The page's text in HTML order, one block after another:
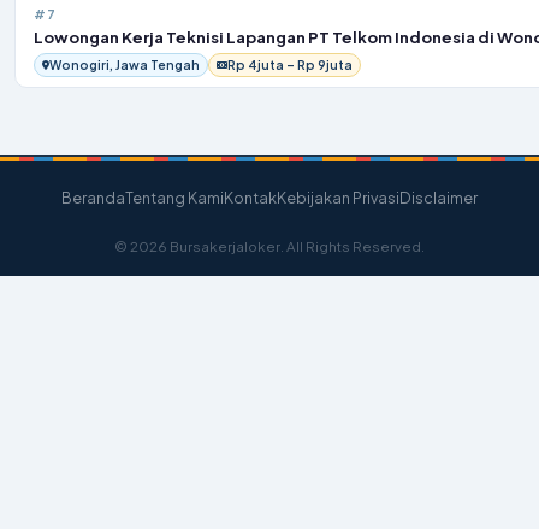
#7
Lowongan Kerja Teknisi Lapangan PT Telkom Indonesia di
Wonogiri, Jawa Tengah Rp 4juta – Rp 9juta
BerandaTentang KamiKontakKebijakan PrivasiDisclaimer
© 2026 Bursakerjaloker. All Rights Reserved.